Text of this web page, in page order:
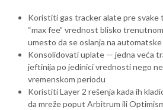
Koristiti gas tracker alate pre svake
“max fee” vrednost blisko
umesto da se oslanja na
Konsolidovati uplate — jedna veća
jeftinija po jedinici vrednosti nego
vremenskom periodu
Koristiti Layer 2 rešenja kada ih
da mreže poput Arbitrum ili